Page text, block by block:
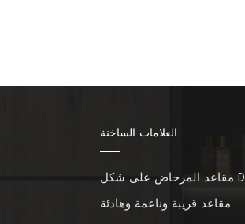
العلامات الساخنة
مقاعد المرحاض على شكل D
مقاعد قريبة وناعمة وهادئة